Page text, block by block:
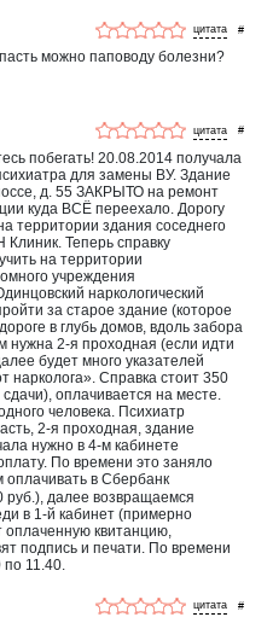
#
можно паповоду болезни?
#
побегать! 20.08.2014 получала
для замены ВУ. Здание
д. 55 ЗАКРЫТО на ремонт
куда ВСЁ переехало. Дорогу
территории здания соседнего
Теперь справку
на территории
учреждения
наркологический
за старое здание (которое
в глубь домов, вдоль забора
нужна 2-я проходная (если идти
будет много указателей
нарколога». Справка стоит 350
сдачи), оплачивается на месте.
человека. Психиатр
2-я проходная, здание
нужно в 4-м кабинете
По времени это заняло
в Сбербанк
руб.), далее возвращаемся
в 1-й кабинет (примерно
оплаченную квитанцию,
подпись и печати. По времени
по 11.40.
#